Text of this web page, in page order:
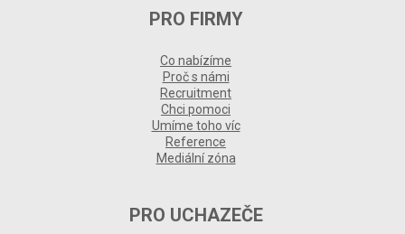
PRO FIRMY
Co nabízíme
Proč s námi
Recruitment
Chci pomoci
Umíme toho víc
Reference
Mediální zóna
PRO UCHAZEČE